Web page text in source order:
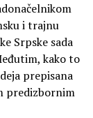
i trajnu
Srpske sada
kako to
prepisana
predizbornim